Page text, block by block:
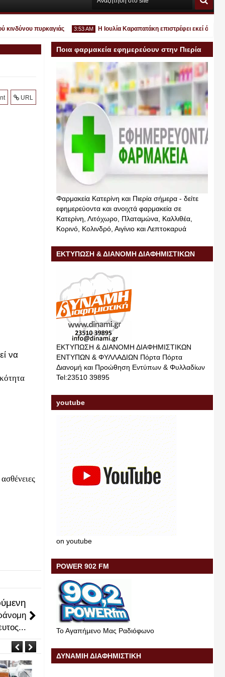
πυρκαγιάς 3:53 AM
30 Ιουλ
2026
Η Ιουλία Καραπατάκη επιστρέφει εκεί όπου
URL
να
Ποια φαρμακεία εφημερεύουν στην Πιερία
σήμερα
Φαρμακεία Κατερίνη και Πιερία σήμερα - δείτε
εφημερεύοντα και ανοιχτά φαρμακεία σε
Κατερίνη, Λιτόχωρο, Πλαταμώνα, Καλλιθέα,
Κορινό, Κολινδρό, Αιγίνιο και Λεπτοκαρυά
ΕΚΤΥΠΩΣΗ & ΔΙΑΝΟΜΗ ΔΙΑΦΗΜΙΣΤΙΚΩΝ
ΕΚΤΥΠΩΣΗ & ΔΙΑΝΟΜΗ ΔΙΑΦΗΜΙΣΤΙΚΩΝ
ΕΝΤΥΠΩΝ & ΦΥΛΛΑΔΙΩΝ Πόρτα Πόρτα
Διανομή και Προώθηση Εντύπων & Φυλλαδίων
Tel:23510 39895
youtube
on youtube
POWER 902 FM
Το Αγαπήμενο Μας Ραδιόφωνο
ΔΥΝΑΜΙΗ ΔΙΑΦΗΜΙΣΤΙΚΗ